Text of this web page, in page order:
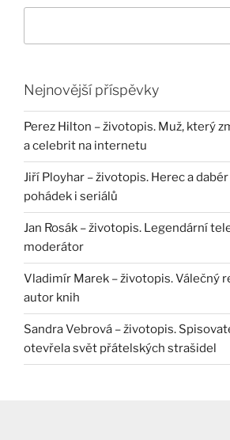
Nejnovější příspěvky
Perez Hilton – životopis. Muž, který
a celebrit na internetu
Jiří Ployhar – životopis. Herec a
pohádek i seriálů
Jan Rosák – životopis. Legendární
moderátor
Vladimír Marek – životopis. Válečný
autor knih
Sandra Vebrová – životopis.
otevřela svět přátelských strašidel